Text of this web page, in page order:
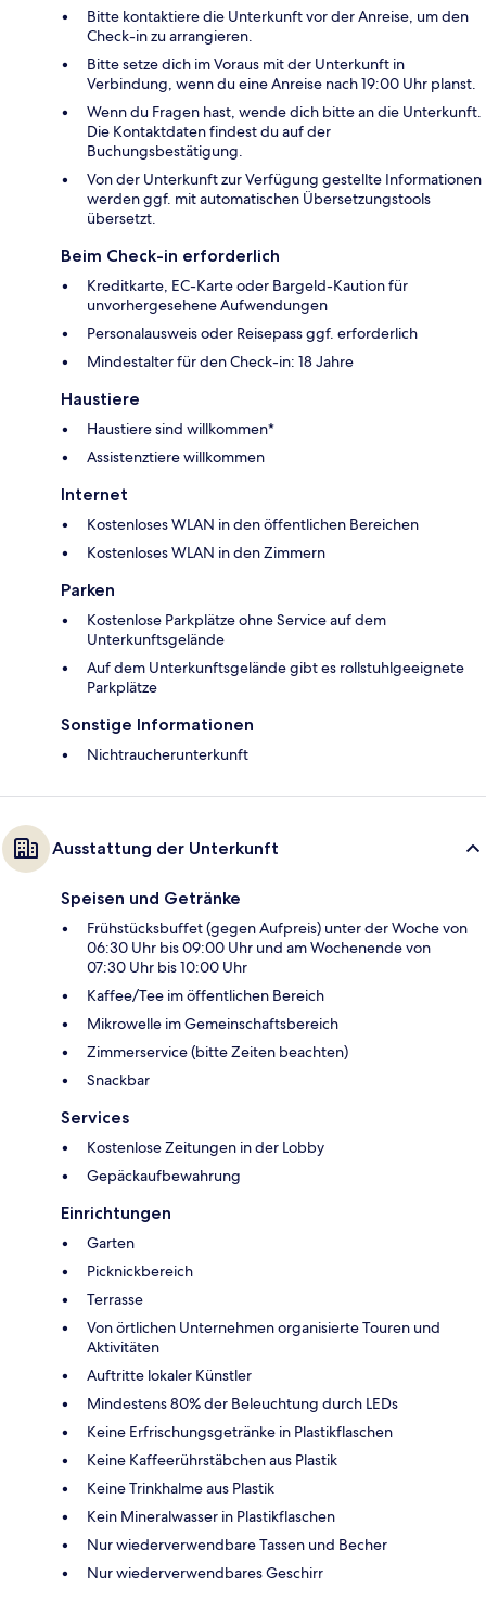
Bitte kontaktiere die Unterkunft vor der Anreise, um den
Check-in zu arrangieren.
Bitte setze dich im Voraus mit der Unterkunft in
Verbindung, wenn du eine Anreise nach 19:00 Uhr planst.
Wenn du Fragen hast, wende dich bitte an die Unterkunft.
Die Kontaktdaten findest du auf der
Buchungsbestätigung.
Von der Unterkunft zur Verfügung gestellte Informationen
werden ggf. mit automatischen Übersetzungstools
übersetzt.
Beim Check-in erforderlich
Kreditkarte, EC-Karte oder Bargeld-Kaution für
unvorhergesehene Aufwendungen
Personalausweis oder Reisepass ggf. erforderlich
Mindestalter für den Check-in: 18 Jahre
Haustiere
Haustiere sind willkommen*
Assistenztiere willkommen
Internet
Kostenloses WLAN in den öffentlichen Bereichen
Kostenloses WLAN in den Zimmern
Parken
Kostenlose Parkplätze ohne Service auf dem
Unterkunftsgelände
Auf dem Unterkunftsgelände gibt es rollstuhlgeeignete
Parkplätze
Sonstige Informationen
Nichtraucherunterkunft
Ausstattung der Unterkunft
Speisen und Getränke
Frühstücksbuffet (gegen Aufpreis) unter der Woche von
06:30 Uhr bis 09:00 Uhr und am Wochenende von
07:30 Uhr bis 10:00 Uhr
Kaffee/Tee im öffentlichen Bereich
Mikrowelle im Gemeinschaftsbereich
Zimmerservice (bitte Zeiten beachten)
Snackbar
Services
Kostenlose Zeitungen in der Lobby
Gepäckaufbewahrung
Einrichtungen
Garten
Picknickbereich
Terrasse
Von örtlichen Unternehmen organisierte Touren und
Aktivitäten
Auftritte lokaler Künstler
Mindestens 80% der Beleuchtung durch LEDs
Keine Erfrischungsgetränke in Plastikflaschen
Keine Kaffeerührstäbchen aus Plastik
Keine Trinkhalme aus Plastik
Kein Mineralwasser in Plastikflaschen
Nur wiederverwendbare Tassen und Becher
Nur wiederverwendbares Geschirr